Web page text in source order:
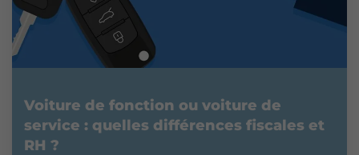
Voiture de fonction ou voiture de
service : quelles différences fiscales et
RH ?